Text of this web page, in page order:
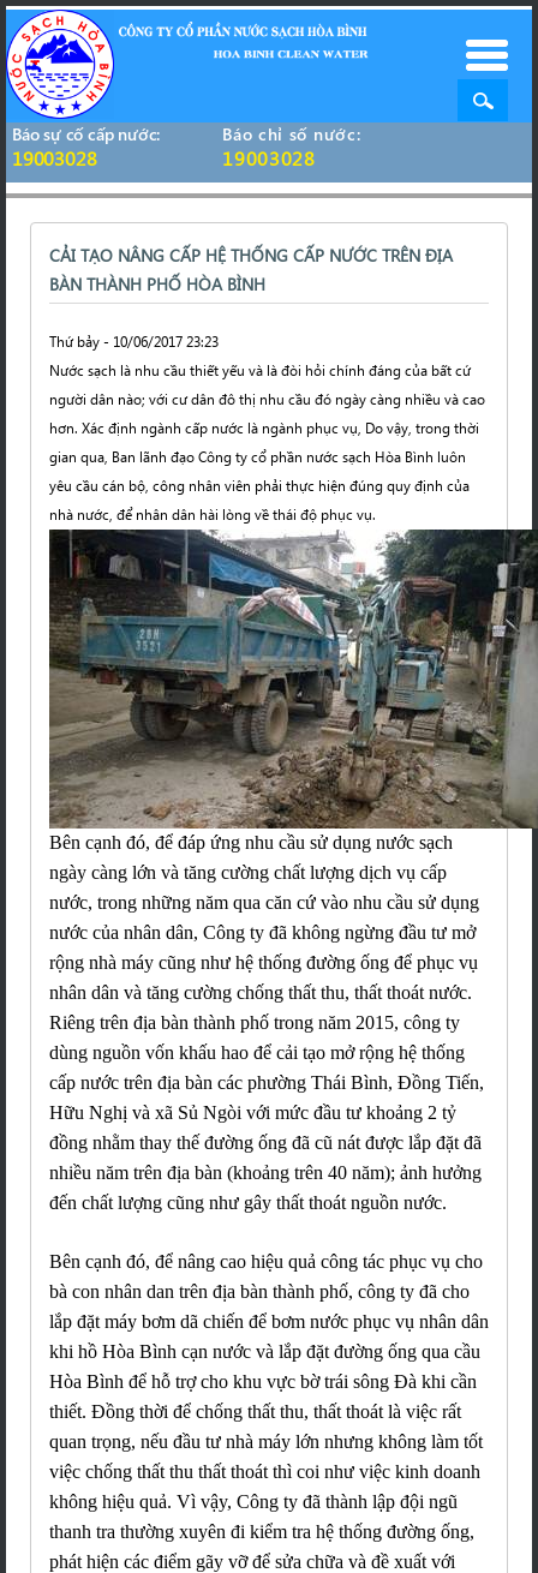
Báo sự cố cấp nước:
19003028
Báo chỉ số nước:
19003028
CẢI TẠO NÂNG CẤP HỆ THỐNG CẤP NƯỚC TRÊN ĐỊA
BÀN THÀNH PHỐ HÒA BÌNH
Thứ bảy - 10/06/2017 23:23
Nước sạch là nhu cầu thiết yếu và là đòi hỏi chính đáng của bất cứ
người dân nào; với cư dân đô thị nhu cầu đó ngày càng nhiều và cao
hơn. Xác định ngành cấp nước là ngành phục vụ, Do vậy, trong thời
gian qua, Ban lãnh đạo Công ty cổ phần nước sạch Hòa Bình luôn
yêu cầu cán bộ, công nhân viên phải thực hiện đúng quy định của
nhà nước, để nhân dân hài lòng về thái độ phục vụ.
Bên cạnh đó, để đáp ứng nhu cầu sử dụng nước sạch
ngày càng lớn và tăng cường chất lượng dịch vụ cấp
nước, trong những năm qua căn cứ vào nhu cầu sử dụng
nước của nhân dân, Công ty đã không ngừng đầu tư mở
rộng nhà máy cũng như hệ thống đường ống để phục vụ
nhân dân và tăng cường chống thất thu, thất thoát nước.
Riêng trên địa bàn thành phố trong năm 2015, công ty
dùng nguồn vốn khấu hao để cải tạo mở rộng hệ thống
cấp nước trên địa bàn các phường Thái Bình, Đồng Tiến,
Hữu Nghị và xã Sủ Ngòi với mức đầu tư khoảng 2 tỷ
đồng nhằm thay thế đường ống đã cũ nát được lắp đặt đã
nhiều năm trên địa bàn (khoảng trên 40 năm); ảnh hưởng
đến chất lượng cũng như gây thất thoát nguồn nước.
Bên cạnh đó, để nâng cao hiệu quả công tác phục vụ cho
bà con nhân dan trên địa bàn thành phố, công ty đã cho
lắp đặt máy bơm dã chiến để bơm nước phục vụ nhân dân
khi hồ Hòa Bình cạn nước và lắp đặt đường ống qua cầu
Hòa Bình để hỗ trợ cho khu vực bờ trái sông Đà khi cần
thiết. Đồng thời để chống thất thu, thất thoát là việc rất
quan trọng, nếu đầu tư nhà máy lớn nhưng không làm tốt
việc chống thất thu thất thoát thì coi như việc kinh doanh
không hiệu quả. Vì vậy, Công ty đã thành lập đội ngũ
thanh tra thường xuyên đi kiểm tra hệ thống đường ống,
phát hiện các điểm gãy vỡ để sửa chữa và đề xuất với